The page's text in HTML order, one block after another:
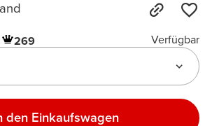
269
Verfügbar
den Einkaufswagen